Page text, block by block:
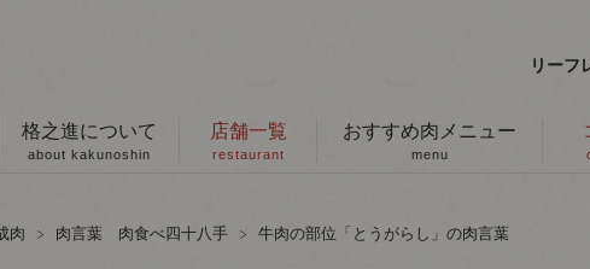
リーフ
格之進について
about kakunoshin
店舗一覧
restaurant
おすすめ肉メニュー
menu
肉 肉言葉 肉食べ四十八手 牛肉の部位「とうがらし」の肉言葉